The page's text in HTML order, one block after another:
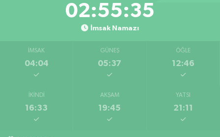
02:55:34
İmsak Namazı
İMSAK
04:04
GÜNEŞ
05:37
ÖĞLE
12:46
İKINDI
16:33
AKŞAM
19:45
YATSI
21:11